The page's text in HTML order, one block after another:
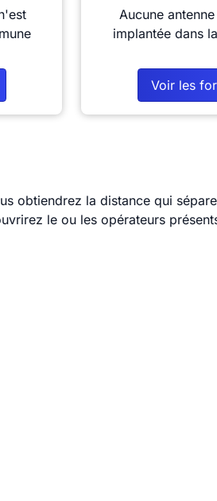
Aucune
implantée dans
Voir les
obtiendrez la distance qui
le ou les opérateurs